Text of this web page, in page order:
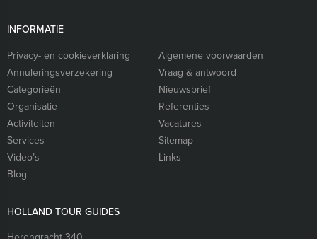
INFORMATIE
Privacy- en cookieverklaring
Algemene voorwaarden
Annuleringsverzekering
Vraag & antwoord
Categorieën
Nieuwsbrief
Organisatie
Referenties
Activiteiten
Vacatures
Services
Sitemap
Video’s
Links
Blog
HOLLAND TOUR GUIDES